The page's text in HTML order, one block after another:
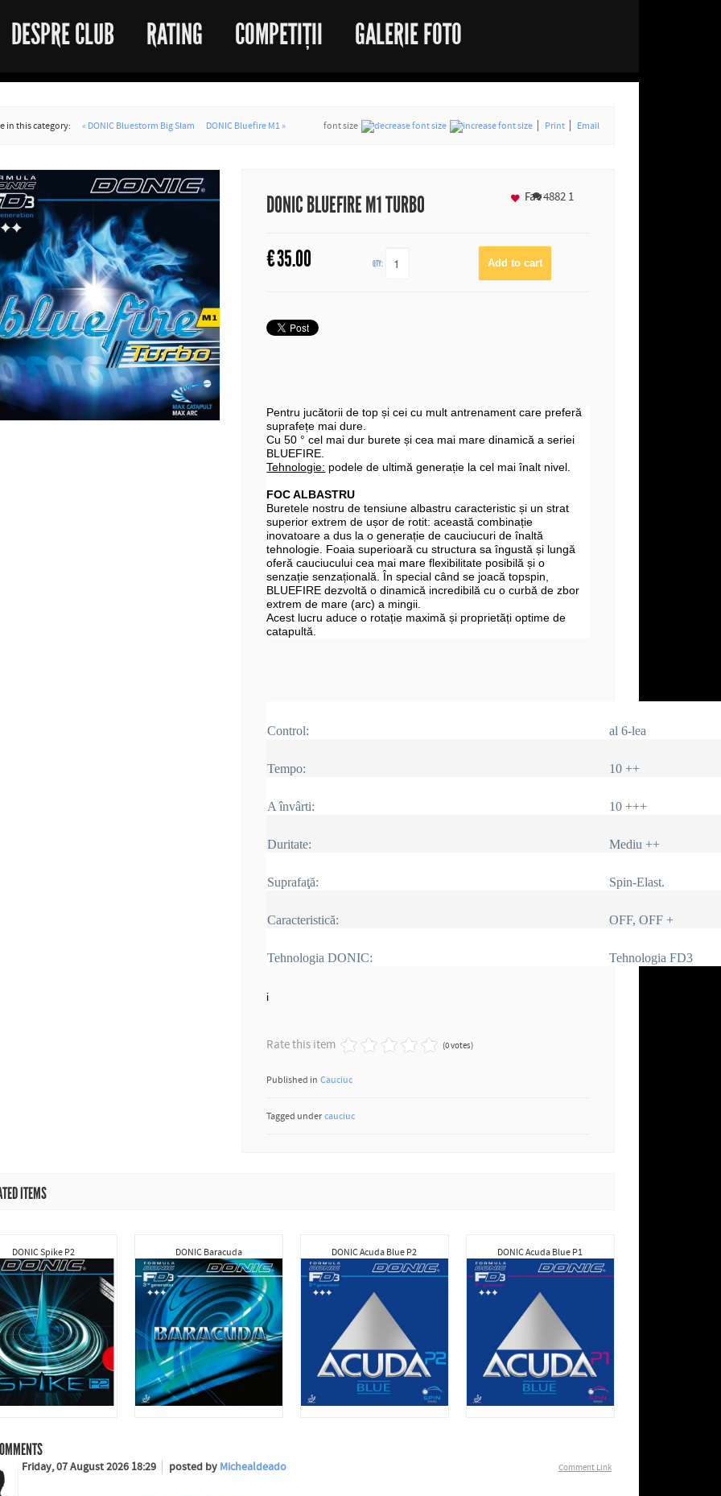
DESPRE CLUB RATING COMPETIȚII GALERIE FOTO
in this category: « DONIC Bluestorm Big Slam DONIC Bluefire M1 » font size Print Email
DONIC BLUEFIRE M1 TURBO 48821
€35.00 QTY:
Fav
Pentru jucătorii de top și cei cu mult antrenament care preferă
suprafețe mai dure.
Cu 50 ° cel mai dur burete și cea mai mare dinamică a seriei
BLUEFIRE.
Tehnologie: podele de ultimă generație la cel mai înalt nivel.
FOC ALBASTRU
Buretele nostru de tensiune albastru caracteristic și un strat
superior extrem de ușor de rotit: această combinație
inovatoare a dus la o generație de cauciucuri de înaltă
tehnologie. Foaia superioară cu structura sa îngustă și lungă
oferă cauciucului cea mai mare flexibilitate posibilă și o
senzație senzațională. În special când se joacă topspin,
BLUEFIRE dezvoltă o dinamică incredibilă cu o curbă de zbor
extrem de mare (arc) a mingii.
Acest lucru aduce o rotație maximă și proprietăți optime de
catapultă.
Control: al 6-lea
Tempo: 10 ++
A învârti: 10 +++
Duritate: Mediu ++
Suprafaţă: Spin-Elast.
Caracteristică: OFF, OFF +
Tehnologia DONIC: Tehnologia FD3
i
Rate this item (0 votes)
Published in Cauciuc
Tagged under cauciuc
ITEMS
DONIC Spike P2 DONIC Baracuda DONIC Acuda Blue P2 DONIC Acuda Blue P1
Comment Link
Friday, 07 August 2026 18:29 posted by Michealdeado